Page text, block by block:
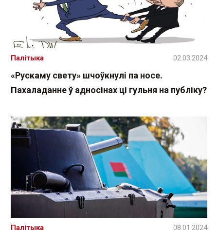
«Рускаму свету» шчоўкнулі па носе.
Пахаладанне ў адносінах ці гульня на публіку?
Палітыка 02.03.2024
Палітыка 08.01.2024